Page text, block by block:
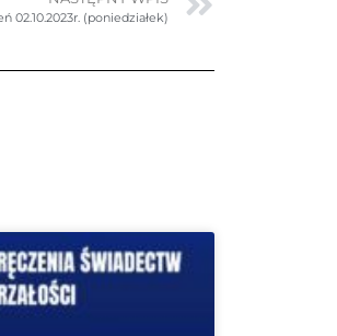
02.10.2023r. (poniedziałek)